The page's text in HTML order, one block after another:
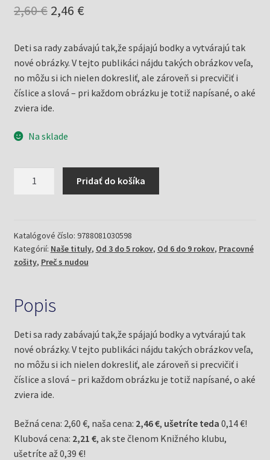
2,60€ Pôvodná
bola:
2,60 €.
2,46 €Aktuálna
je:
2,46 €.
Deti sa rady zabávajú tak,že spájajú bodky a vytvárajú tak
nové obrázky. V tejto publikáci nájdu takých obrázkov veľa,
no môžu si ich nielen dokresliť, ale zároveň si precvičiť i
číslice a slová – pri každom obrázku je totiž napísané, o aké
zviera ide.
Na sklade
sa
s
číslami
Pridať do košíka
Katalógové číslo: 9788081030598
Kategórií: Naše tituly, Od 3 do 5 rokov, Od 6 do 9 rokov, Pracovné
zošity, Preč s nudou
Popis
Deti sa rady zabávajú tak,že spájajú bodky a vytvárajú tak
nové obrázky. V tejto publikáci nájdu takých obrázkov veľa,
no môžu si ich nielen dokresliť, ale zároveň si precvičiť i
číslice a slová – pri každom obrázku je totiž napísané, o aké
zviera ide.
Bežná cena: 2,60 €, naša cena: 2,46 €, ušetríte teda 0,14 €!
Klubová cena: 2,21 €, ak ste členom Knižného klubu,
ušetríte až 0,39 €!